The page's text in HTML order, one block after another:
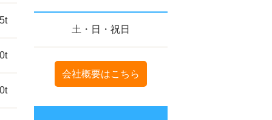
土・日・祝日
会社概要はこちら